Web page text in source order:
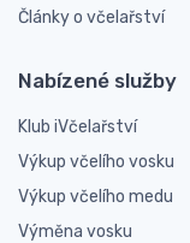
Články o včelařství
Nabízené služby
Klub iVčelařství
Výkup včelího vosku
Výkup včelího medu
Výměna vosku